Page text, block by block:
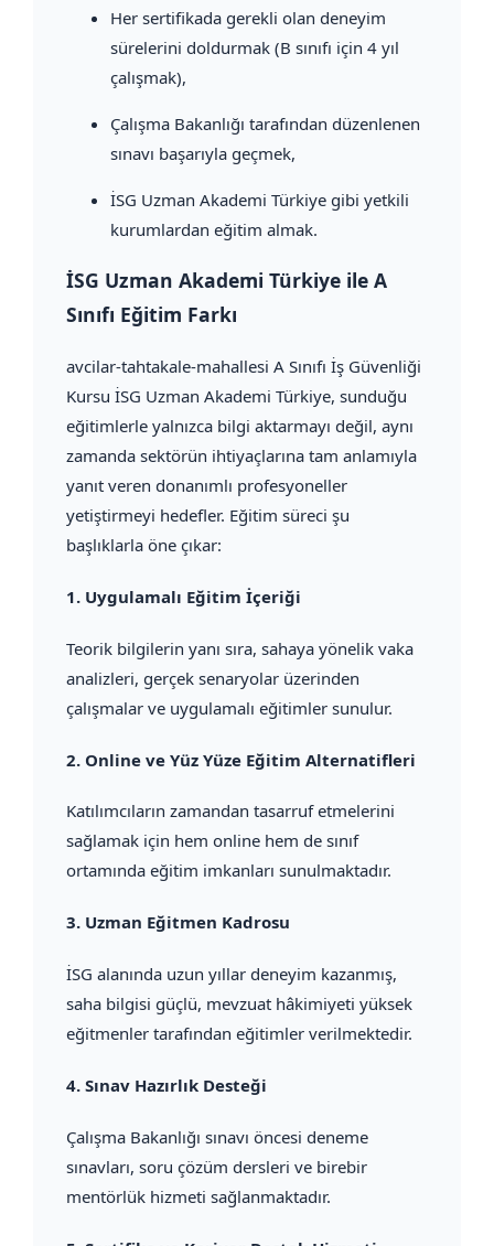
Her sertifikada gerekli olan deneyim
sürelerini doldurmak (B sınıfı için 4 yıl
çalışmak),
Çalışma Bakanlığı tarafından düzenlenen
sınavı başarıyla geçmek,
İSG Uzman Akademi Türkiye gibi yetkili
kurumlardan eğitim almak.
İSG Uzman Akademi Türkiye ile A
Sınıfı Eğitim Farkı
avcilar-tahtakale-mahallesi A Sınıfı İş Güvenliği
Kursu İSG Uzman Akademi Türkiye, sunduğu
eğitimlerle yalnızca bilgi aktarmayı değil, aynı
zamanda sektörün ihtiyaçlarına tam anlamıyla
yanıt veren donanımlı profesyoneller
yetiştirmeyi hedefler. Eğitim süreci şu
başlıklarla öne çıkar:
1. Uygulamalı Eğitim İçeriği
Teorik bilgilerin yanı sıra, sahaya yönelik vaka
analizleri, gerçek senaryolar üzerinden
çalışmalar ve uygulamalı eğitimler sunulur.
2. Online ve Yüz Yüze Eğitim Alternatifleri
Katılımcıların zamandan tasarruf etmelerini
sağlamak için hem online hem de sınıf
ortamında eğitim imkanları sunulmaktadır.
3. Uzman Eğitmen Kadrosu
İSG alanında uzun yıllar deneyim kazanmış,
saha bilgisi güçlü, mevzuat hâkimiyeti yüksek
eğitmenler tarafından eğitimler verilmektedir.
4. Sınav Hazırlık Desteği
Çalışma Bakanlığı sınavı öncesi deneme
sınavları, soru çözüm dersleri ve birebir
mentörlük hizmeti sağlanmaktadır.